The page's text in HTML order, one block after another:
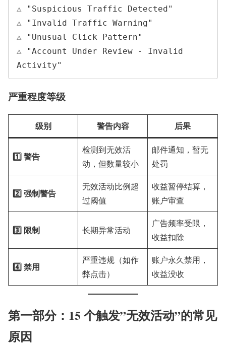
⚠️ "Suspicious Traffic Detected"
⚠️ "Invalid Traffic Warning"
⚠️ "Unusual Click Pattern"
⚠️ "Account Under Review - Invalid
严重程度等级
级别 警告内容 后果
1️⃣ 警告
检测到无效活
动，但数量较小
邮件通知，暂无
处罚
2️⃣ 强制警告
无效活动比例超
过阈值
收益暂停结算，
账户审查
3️⃣ 限制 长期异常活动
广告频率受限，
收益扣除
4️⃣ 禁用
严重违规（如作
弊点击）
账户永久禁用，
收益没收
第一部分：15 个触发”无效活动”的常见
原因